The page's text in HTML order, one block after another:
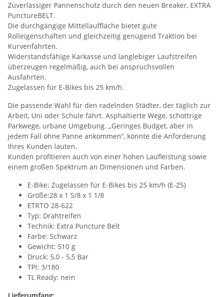
Zuverlässiger Pannenschutz durch den neuen Breaker, EXTRA
PunctureBELT.
Die durchgängige Mittellauffläche bietet gute
Rolleigenschaften und gleichzeitig genügend Traktion bei
Kurvenfahrten.
Widerstandsfähige Karkasse und langlebiger Laufstreifen
überzeugen regelmäßig, auch bei anspruchsvollen
Ausfahrten.
Zugelassen für E-Bikes bis 25 km/h.
Die passende Wahl für den radelnden Städter, der täglich zur
Arbeit, Uni oder Schule fährt. Asphaltierte Wege, schottrige
Parkwege, urbane Umgebung. „Geringes Budget, aber in
jedem Fall ohne Panne ankommen“, könnte die Anforderung
Ihres Kunden lauten.
Kunden profitieren auch von einer hohen Laufleistung sowie
einem großen Spektrum an Dimensionen und Farben.
E-Bike: Zugelassen für E-Bikes bis 25 km/h (E-25)
Größe:28 x 1 5/8 x 1 1/8
ETRTO 28-622
Typ: Drahtreifen
Technik: Extra Puncture Belt
Farbe: Schwarz
Gewicht: 510 g
Druck: 5,0 - 5,5 Bar
TPI: 3/180
TL Ready: nein